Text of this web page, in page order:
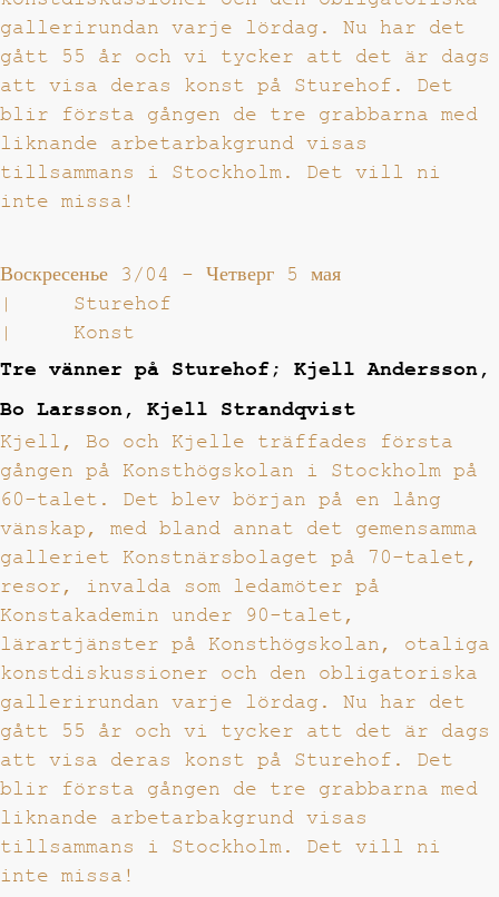
gallerirundan varje lördag. Nu har det
gått 55 år och vi tycker att det är dags
att visa deras konst på Sturehof. Det
blir första gången de tre grabbarna med
liknande arbetarbakgrund visas
tillsammans i Stockholm. Det vill ni
inte missa!
Воскресенье 3/04 - Четверг 5 мая
|
Sturehof
|
Konst
Tre vänner på Sturehof; Kjell Andersson,
Bo Larsson, Kjell Strandqvist
Kjell, Bo och Kjelle träffades första
gången på Konsthögskolan i Stockholm på
60-talet. Det blev början på en lång
vänskap, med bland annat det gemensamma
galleriet Konstnärsbolaget på 70-talet,
resor, invalda som ledamöter på
Konstakademin under 90-talet,
lärartjänster på Konsthögskolan, otaliga
konstdiskussioner och den obligatoriska
gallerirundan varje lördag. Nu har det
gått 55 år och vi tycker att det är dags
att visa deras konst på Sturehof. Det
blir första gången de tre grabbarna med
liknande arbetarbakgrund visas
tillsammans i Stockholm. Det vill ni
inte missa!